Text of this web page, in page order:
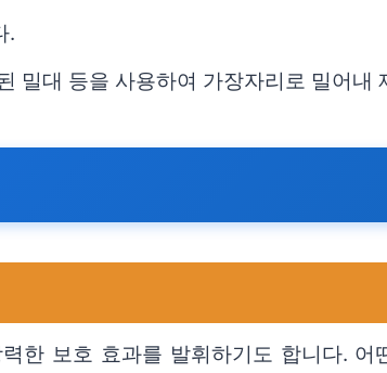
.
밀대 등을 사용하여 가장자리로 밀어내
한 보호 효과를 발휘하기도 합니다. 어